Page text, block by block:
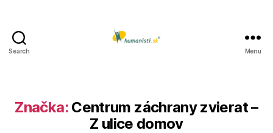
Search Menu
Značka: Centrum záchrany zvierat –
Z ulice domov